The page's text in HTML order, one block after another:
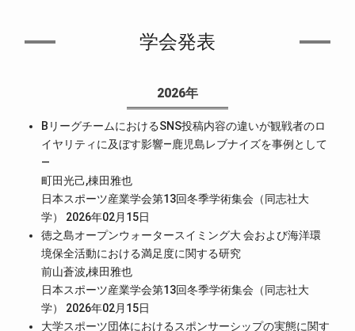
学会発表
2026年
BリーグチームにおけるSNS投稿内容の違いが観戦者のロ
イヤリティに及ぼす影響―鹿児島レブナイズを事例として
―
町田光己,棟田雅也
日本スポーツ産業学会第13回冬季学術集会（同志社大
学） 2026年02月15日
徳之島オープンウォータースイミング大 会および海洋環
境保全活動における満足度に関する研究
前山蒼波,棟田雅也
日本スポーツ産業学会第13回冬季学術集会（同志社大
学） 2026年02月15日
大学スポーツ団体におけるスポンサーシップの実態に関す